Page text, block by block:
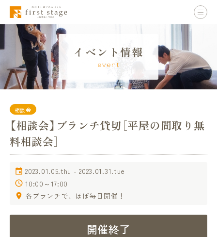
イベント情報
event
相談会
【相談会】ブランチ貸切［平屋の間取り無
料相談会］
2023.01.05.thu - 2023.01.31.tue
10:00～17:00
各ブランチで、ほぼ毎日開催！
開催終了